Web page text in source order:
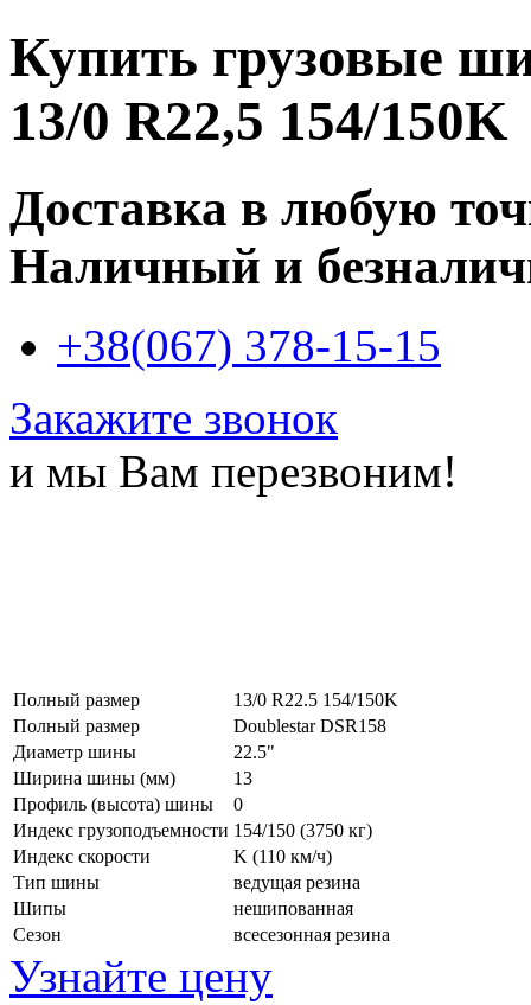
Купить грузовые
13/0 R22,5 154/150K
Доставка в любую
Наличный и
+38(067) 378-15-15
Закажите звонок
и мы Вам перезвоним!
Полный размер
13/0 R22.5 154/150K
Полный размер
Doublestar DSR158
Диаметр шины
22.5"
Ширина шины (мм)
13
Профиль (высота) шины
0
Индекс грузоподъемности 154/150 (3750 кг)
Индекс скорости
K (110 км/ч)
Тип шины
ведущая резина
Шипы
нешипованная
Сезон
всесезонная резина
Узнайте цену